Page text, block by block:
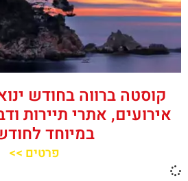
קוסטה ברווה בחודש
אירועים, אתרי תיירות
במיוחד
פרטים >>